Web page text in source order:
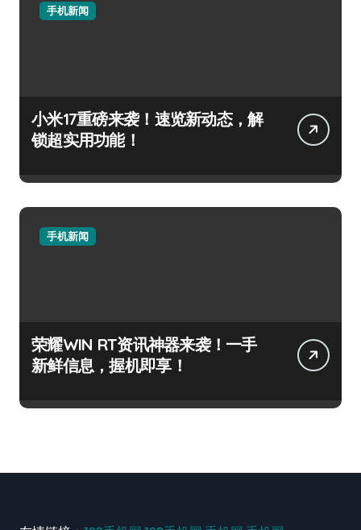
手机新闻
小米17重磅来袭！速览新动态，解
锁超实用功能！
手机新闻
荣耀WIN RT资讯神器来袭！一手
新鲜信息，握机即享！